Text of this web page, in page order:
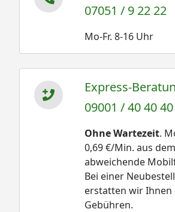
07051 / 9 22 22
Mo-Fr. 8-16 Uhr
Express-
09001 / 40 40 40
Ohne Wartezeit.
0,69 €/Min. aus
abweichende
Bei einer
erstatten wir Ihnen
Gebühren.